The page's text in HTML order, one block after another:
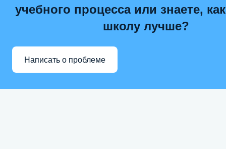
учебного процесса или знаете,
школу лучше?
Написать о проблеме